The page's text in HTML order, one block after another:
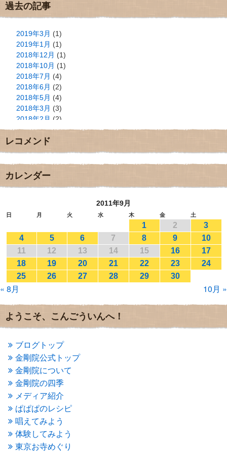
過去の記事
2019年3月 (1)
2019年1月 (1)
2018年12月 (1)
2018年10月 (1)
2018年7月 (4)
2018年6月 (2)
2018年5月 (4)
2018年3月 (3)
2018年2月 (2)
2018年1月(2)
2017年12月
2017年11月(3)
2017年9月
2017年8月
2017年5月
2017年3月(1)
2017年2月(1)
2017年1月(2)
2016年12月(4)
2016年11月(3)
2016年10月
2016年8月
2016年7月
(3)
2016年5月(3)
2016年4月
(4)
2016年3月 (4)
2016年2月 (5)
2016年1月(3)
2015年12月(6)
2015年11月 (4)
2015年10月
(4)
2015年9月(3)
2015年8月(4)
2015年7月(4)
レコメンド
カレンダー
2011年9月
日 月 火 水 木 金 土
1 2
3
4
5 6 7 8 9
10
11
12 13 14 15 16
17
18
19 20 21 22 23
24
25
26 27 28 29 30
« 8月 10月 »
ようこそ、こんごういんへ！
ブログトップ
金剛院公式トップ
金剛院について
金剛院の四季
メディア紹介
ぱぱぱのレシピ
唱えてみよう
体験してみよう
東京お寺めぐり